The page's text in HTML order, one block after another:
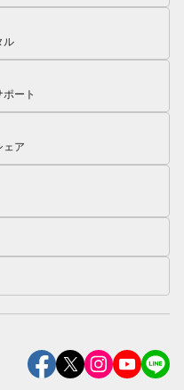
ル
ート
ェア